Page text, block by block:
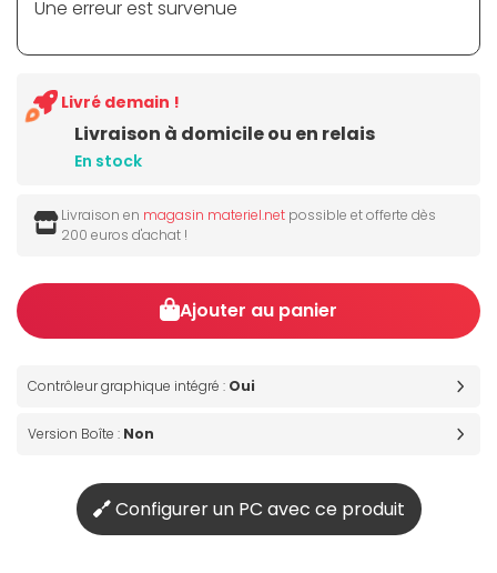
Une erreur est survenue
Livraison à domicile ou en relais
En stock
Livré demain !
Livraison en magasin materiel.net possible et offerte dès
200 euros d'achat !
Ajouter au panier
Contrôleur graphique intégré : Oui
Version Boîte : Non
Configurer un PC avec ce produit